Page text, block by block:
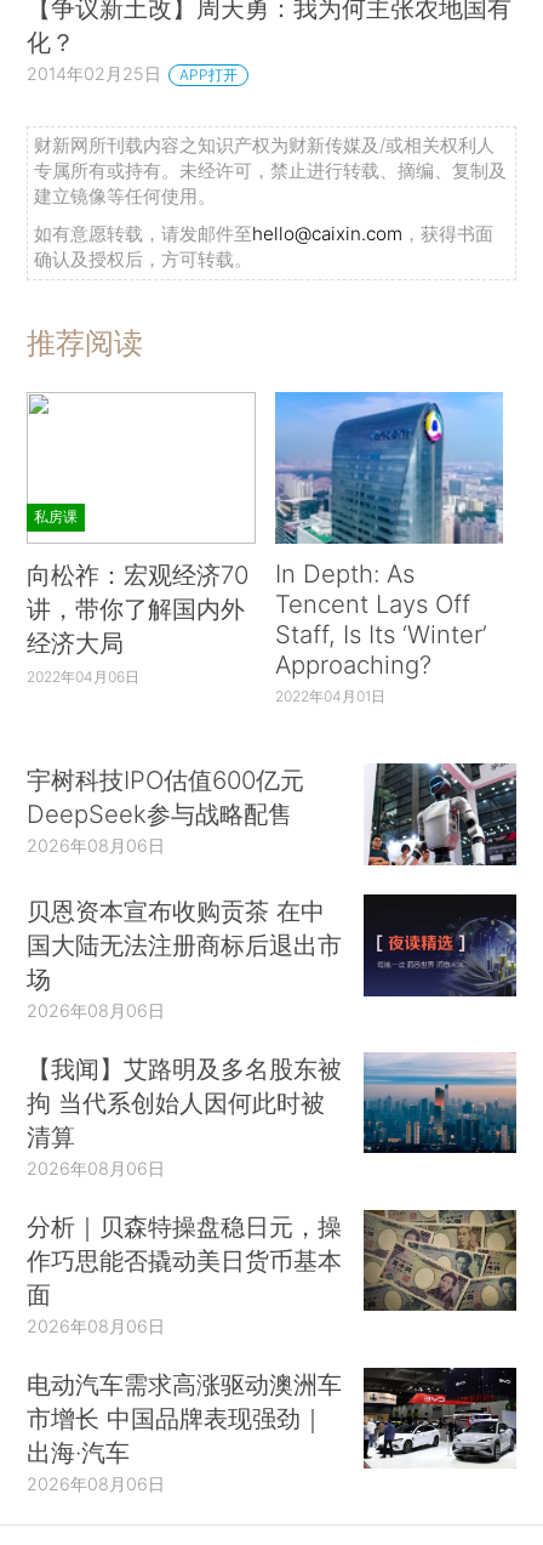
【争议新土改】周天勇：我为何主张农地国有
化？
2014年02月25日 APP打开
财新网所刊载内容之知识产权为财新传媒及/或相关权利人
专属所有或持有。未经许可，禁止进行转载、摘编、复制及
建立镜像等任何使用。
如有意愿转载，请发邮件至hello@caixin.com ，获得书面
确认及授权后，方可转载。
推荐阅读
私房课
向松祚：宏观经济70
讲，带你了解国内外
经济大局
2022年04月06日
In Depth: As
Tencent Lays Off
Staff, Is Its ‘Winter’
Approaching?
2022年04月01日
宇树科技IPO估值600亿元
DeepSeek参与战略配售
2026年08月06日
贝恩资本宣布收购贡茶 在中
国大陆无法注册商标后退出市
场
2026年08月06日
【我闻】艾路明及多名股东被
拘 当代系创始人因何此时被
清算
2026年08月06日
分析｜贝森特操盘稳日元，操
作巧思能否撬动美日货币基本
面
2026年08月06日
电动汽车需求高涨驱动澳洲车
市增长 中国品牌表现强劲｜
出海·汽车
2026年08月06日